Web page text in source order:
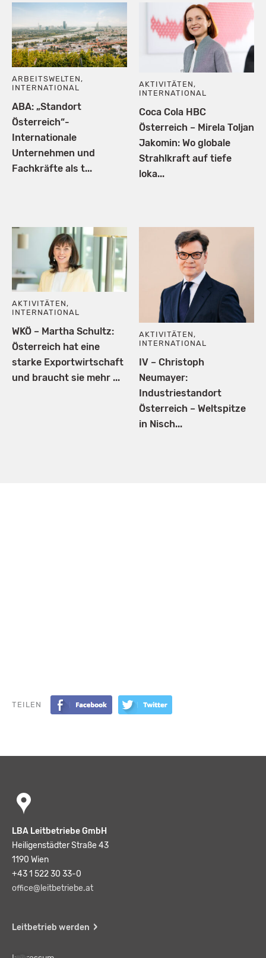
ARBEITSWELTEN,
INTERNATIONAL
ABA: „Standort
Österreich“-
Internationale
Unternehmen und
Fachkräfte als t...
AKTIVITÄTEN ,
INTERNATIONAL
Coca Cola HBC
Österreich – Mirela Toljan
Jakomin: Wo globale
Strahlkraft auf tiefe
loka...
AKTIVITÄTEN ,
INTERNATIONAL
WKÖ – Martha Schultz:
Österreich hat eine
starke Exportwirtschaft
und braucht sie mehr ...
AKTIVITÄTEN,
INTERNATIONAL
IV – Christoph
Neumayer:
Industriestandort
Österreich – Weltspitze
in Nisch...
TEILEN
LBA Leitbetriebe GmbH
Heiligenstädter Straße 43
1190 Wien
+43 1 522 30 33-0
office@leitbetriebe.at
Leitbetrieb werden